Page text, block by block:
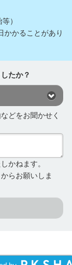
）
かかることがあり
たか？
どをお聞かせく
かねます。
らお願いしま